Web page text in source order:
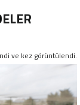
ve kez görüntülendi.